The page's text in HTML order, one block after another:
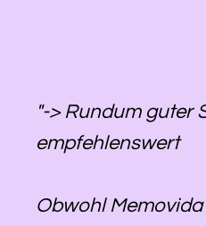
"-> Rundum guter
empfehlenswert
Obwohl